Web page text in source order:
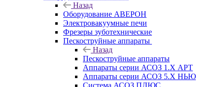
Назад
Оборудование АВЕРОН
Электровакуумные печи
Фрезеры зуботехнические
Пескоструйные аппараты
Назад
Пескоструйные аппараты
Аппараты серии АСОЗ 1.Х АРТ
Аппараты серии АСОЗ 5.Х НЬЮ
Система АСОЗ ПЛЮС